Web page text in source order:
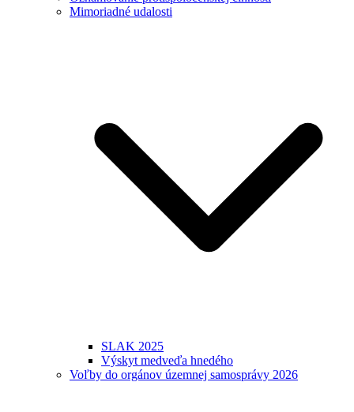
Mimoriadné udalosti
SLAK 2025
Výskyt medveďa hnedého
Voľby do orgánov územnej samosprávy 2026